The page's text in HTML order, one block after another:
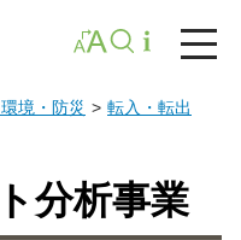
境・防災
転入・転出
分析事業